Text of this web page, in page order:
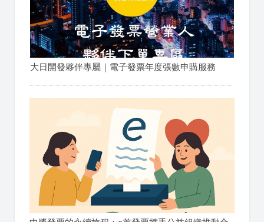
大日開發夥伴專屬｜電子發票年度張數申購服務